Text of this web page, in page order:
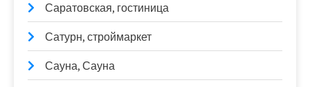
Саратовская, гостиница
Сатурн, строймаркет
Сауна, Сауна